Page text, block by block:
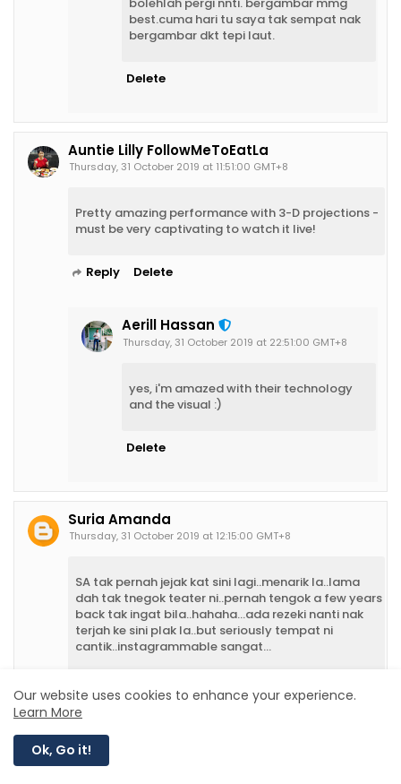
best.cuma hari tu saya tak sempat nak
bergambar dkt tepi laut.
Delete
Auntie Lilly FollowMeToEatLa
Thursday, 31 October 2019 at 11:51:00 GMT+8
Pretty amazing performance with 3-D projections -
must be very captivating to watch it live!
Reply Delete
Aerill Hassan
Thursday, 31 October 2019 at 22:51:00 GMT+8
yes, i'm amazed with their technology
and the visual :)
Delete
Suria Amanda
Thursday, 31 October 2019 at 12:15:00 GMT+8
SA tak pernah jejak kat sini lagi..menarik la..lama
dah tak tnegok teater ni..pernah tengok a few years
back tak ingat bila..hahaha...ada rezeki nanti nak
terjah ke sini plak la..but seriously tempat ni
cantik..instagrammable sangat...
Reply Delete
Our website uses cookies to enhance your experience.
Learn More
Ok, Go it!